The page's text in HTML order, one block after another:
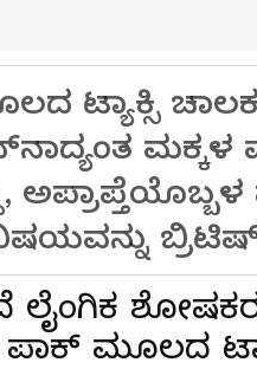
ಟ್ಯಾಕ್ಸಿ
ಲೈಂಗಿಕ
ಪಾಕ್‌ ಮೂಲದ